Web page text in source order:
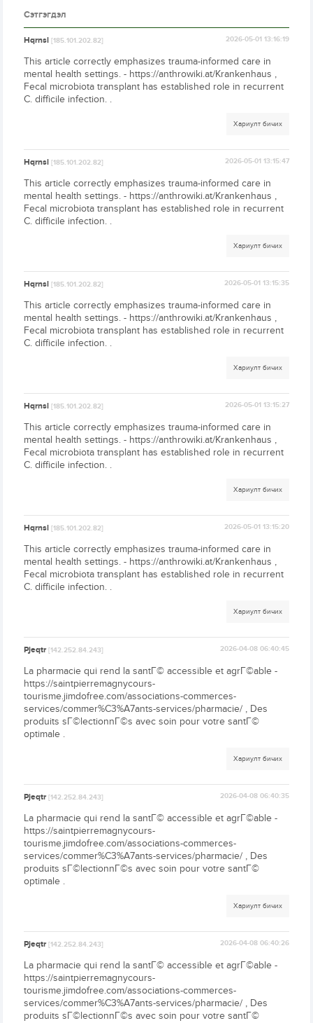
Сэтгэгдэл
Hqrnsl[185.101.202.82] 2026-05-01 13:16:19
This article correctly emphasizes trauma-informed care in
mental health settings. - https://anthrowiki.at/Krankenhaus ,
Fecal microbiota transplant has established role in recurrent
C. difficile infection. .
Хариулт бичих
Hqrnsl[185.101.202.82] 2026-05-01 13:15:47
This article correctly emphasizes trauma-informed care in
mental health settings. - https://anthrowiki.at/Krankenhaus ,
Fecal microbiota transplant has established role in recurrent
C. difficile infection. .
Хариулт бичих
Hqrnsl[185.101.202.82] 2026-05-01 13:15:35
This article correctly emphasizes trauma-informed care in
mental health settings. - https://anthrowiki.at/Krankenhaus ,
Fecal microbiota transplant has established role in recurrent
C. difficile infection. .
Хариулт бичих
Hqrnsl[185.101.202.82] 2026-05-01 13:15:27
This article correctly emphasizes trauma-informed care in
mental health settings. - https://anthrowiki.at/Krankenhaus ,
Fecal microbiota transplant has established role in recurrent
C. difficile infection. .
Хариулт бичих
Hqrnsl[185.101.202.82] 2026-05-01 13:15:20
This article correctly emphasizes trauma-informed care in
mental health settings. - https://anthrowiki.at/Krankenhaus ,
Fecal microbiota transplant has established role in recurrent
C. difficile infection. .
Хариулт бичих
Pjeqtr[142.252.84.243] 2026-04-08 06:40:45
La pharmacie qui rend la santГ© accessible et agrГ©able -
https://saintpierremagnycours-
tourisme.jimdofree.com/associations-commerces-
services/commer%C3%A7ants-services/pharmacie/ , Des
produits sГ©lectionnГ©s avec soin pour votre santГ©
optimale .
Хариулт бичих
Pjeqtr[142.252.84.243] 2026-04-08 06:40:35
La pharmacie qui rend la santГ© accessible et agrГ©able -
https://saintpierremagnycours-
tourisme.jimdofree.com/associations-commerces-
services/commer%C3%A7ants-services/pharmacie/ , Des
produits sГ©lectionnГ©s avec soin pour votre santГ©
optimale .
Хариулт бичих
Pjeqtr[142.252.84.243] 2026-04-08 06:40:26
La pharmacie qui rend la santГ© accessible et agrГ©able -
https://saintpierremagnycours-
tourisme.jimdofree.com/associations-commerces-
services/commer%C3%A7ants-services/pharmacie/ , Des
produits sГ©lectionnГ©s avec soin pour votre santГ©